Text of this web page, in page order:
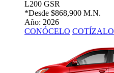
L200 GSR
*Desde $868,900 M.N.
Año: 2026
CONÓCELO COTÍZALO